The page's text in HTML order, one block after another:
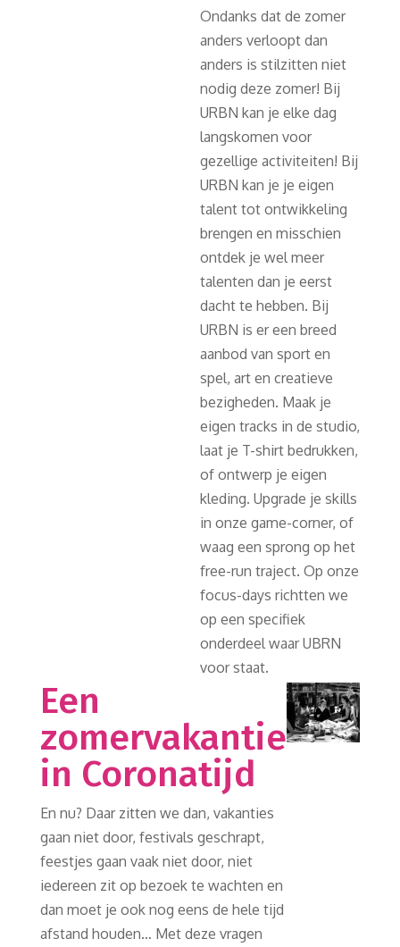
Ondanks dat de zomer
anders verloopt dan
anders is stilzitten niet
nodig deze zomer! Bij
URBN kan je elke dag
langskomen voor
gezellige activiteiten! Bij
URBN kan je je eigen
talent tot ontwikkeling
brengen en misschien
ontdek je wel meer
talenten dan je eerst
dacht te hebben. Bij
URBN is er een breed
aanbod van sport en
spel, art en creatieve
bezigheden. Maak je
eigen tracks in de studio,
laat je T-shirt bedrukken,
of ontwerp je eigen
kleding. Upgrade je skills
in onze game-corner, of
waag een sprong op het
free-run traject. Op onze
focus-days richtten we
op een specifiek
onderdeel waar UBRN
voor staat.
Een
zomervakantie
in Coronatijd
En nu? Daar zitten we dan, vakanties
gaan niet door, festivals geschrapt,
feestjes gaan vaak niet door, niet
iedereen zit op bezoek te wachten en
dan moet je ook nog eens de hele tijd
afstand houden… Met deze vragen